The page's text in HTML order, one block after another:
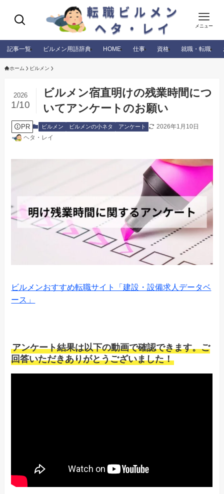
メニュー
記事一覧 ビルメン用語辞典 HOME 仕事 資格 就職・転職
ホーム ビルメン
ビルメン宿直明けの残業時間につ
いてアンケートのお願い
2026
1/10
PR ビルメン ビルメンの小ネタ アンケート
2026年1月10日
ヘタ・レイ
ビルメンおすすめ転職サイト「建設・設備求人データベ
ース」
アンケート結果は以下の動画で確認できます。ご
回答いただきありがとうございました！